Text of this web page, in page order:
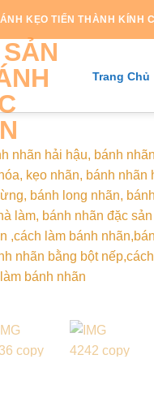
KẸO TIẾN THÀNH KÍNH
Trang Chủ